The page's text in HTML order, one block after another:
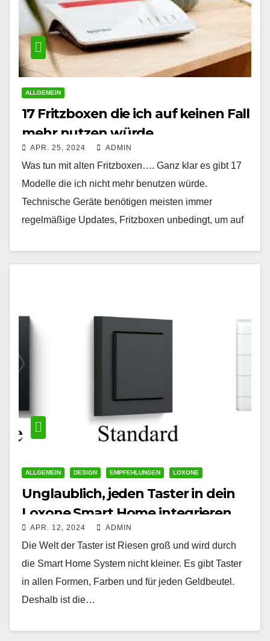
ALLGEMEIN
17 Fritzboxen die ich auf keinen Fall
mehr nutzen würde
APR. 25, 2024 ADMIN
Was tun mit alten Fritzboxen…. Ganz klar es gibt 17
Modelle die ich nicht mehr benutzen würde.
Technische Geräte benötigen meisten immer
regelmäßige Updates, Fritzboxen unbedingt, um auf
ALLGEMEIN DESIGN EMPFEHLUNGEN LOXONE
Unglaublich, jeden Taster in dein
Loxone Smart Home integrieren
APR. 12, 2024 ADMIN
Die Welt der Taster ist Riesen groß und wird durch
die Smart Home System nicht kleiner. Es gibt Taster
in allen Formen, Farben und für jeden Geldbeutel.
Deshalb ist die…